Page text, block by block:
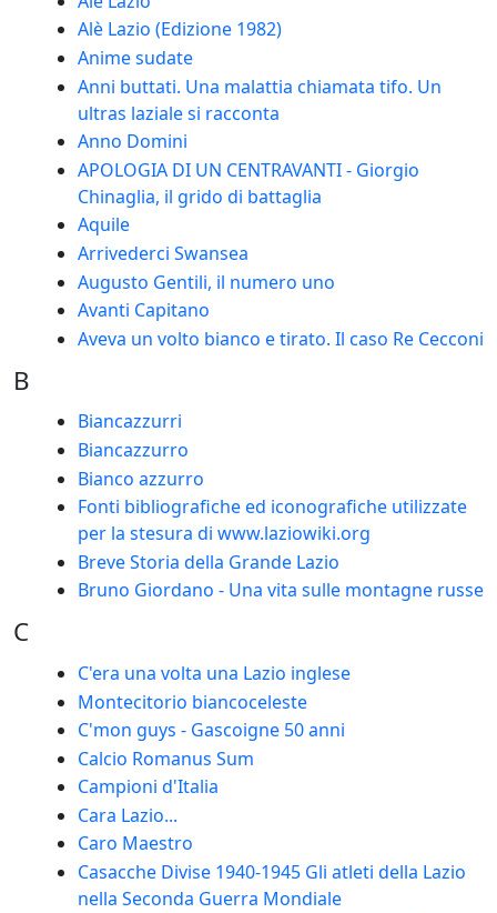
Alè Lazio (Edizione 1982)
Anime sudate
Anni buttati. Una malattia chiamata tifo. Un
ultras laziale si racconta
Anno Domini
APOLOGIA DI UN CENTRAVANTI - Giorgio
Chinaglia, il grido di battaglia
Aquile
Arrivederci Swansea
Augusto Gentili, il numero uno
Avanti Capitano
Aveva un volto bianco e tirato. Il caso Re Cecconi
B
Biancazzurri
Biancazzurro
Bianco azzurro
Fonti bibliografiche ed iconografiche utilizzate
per la stesura di www.laziowiki.org
Breve Storia della Grande Lazio
Bruno Giordano - Una vita sulle montagne russe
C
C'era una volta una Lazio inglese
Montecitorio biancoceleste
C'mon guys - Gascoigne 50 anni
Calcio Romanus Sum
Campioni d'Italia
Cara Lazio...
Caro Maestro
Casacche Divise 1940-1945 Gli atleti della Lazio
nella Seconda Guerra Mondiale